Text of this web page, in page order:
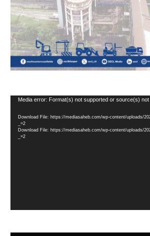
Video
Media error: Format(s) not supported or source(s) not
Download File: https://mediasaheb.com/wp-content/uploads/
_=2
Download File: https://mediasaheb.com/wp-content/uploads/
_=2